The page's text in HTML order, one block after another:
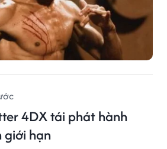
4DX tái phát hành
hạn